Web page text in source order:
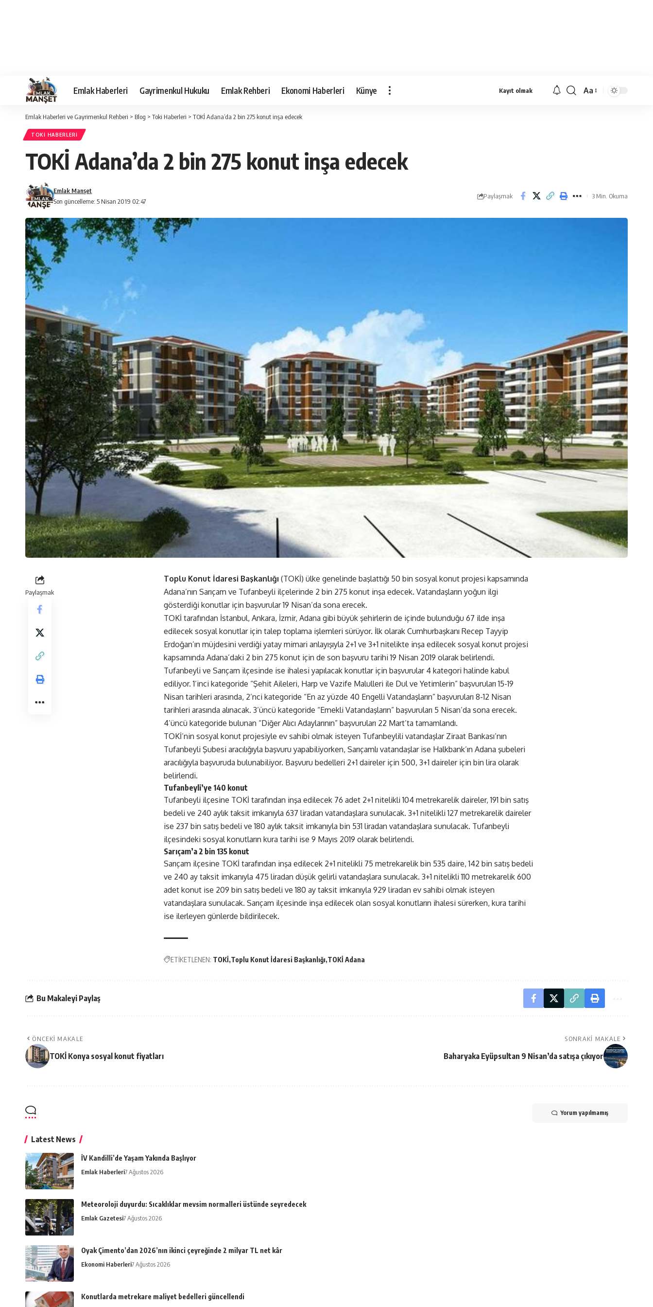
Emlak Haberleri Gayrimenkul Hukuku Emlak Rehberi Ekonomi Haberleri Künye Kayıt olmak
Yazı
Aa
Emlak Haberleri ve Gayrimenkul Rehberi > Blog > Toki Haberleri > TOKİ Adana’da 2 bin 275 konut inşa edecek
TOKI HABERLERI
TOKİ Adana’da 2 bin 275 konut inşa edecek
Son güncelleme: 5 Nisan 2019 02:47
Emlak Manşet
Paylaşmak 3 Min. Okuma
Paylaşmak
Toplu Konut İdaresi Başkanlığı (TOKİ) ülke genelinde başlattığı 50 bin sosyal konut projesi kapsamında
Adana’nın Sarıçam ve Tufanbeyli ilçelerinde 2 bin 275 konut inşa edecek. Vatandaşların yoğun ilgi
gösterdiği konutlar için başvurular 19 Nisan’da sona erecek.
TOKİ tarafından İstanbul, Ankara, İzmir, Adana gibi büyük şehirlerin de içinde bulunduğu 67 ilde inşa
edilecek sosyal konutlar için talep toplama işlemleri sürüyor. İlk olarak Cumhurbaşkanı Recep Tayyip
Erdoğan’ın müjdesini verdiği yatay mimari anlayışıyla 2+1 ve 3+1 nitelikte inşa edilecek sosyal konut projesi
kapsamında Adana’daki 2 bin 275 konut için de son başvuru tarihi 19 Nisan 2019 olarak belirlendi.
Tufanbeyli ve Sarıçam ilçesinde ise ihalesi yapılacak konutlar için başvurular 4 kategori halinde kabul
ediliyor. 1’inci kategoride “Şehit Aileleri, Harp ve Vazife Malulleri ile Dul ve Yetimlerin” başvuruları 15-19
Nisan tarihleri arasında, 2’nci kategoride “En az yüzde 40 Engelli Vatandaşların” başvuruları 8-12 Nisan
tarihleri arasında alınacak. 3’üncü kategoride “Emekli Vatandaşların” başvuruları 5 Nisan’da sona erecek.
4’üncü kategoride bulunan “Diğer Alıcı Adaylarının” başvuruları 22 Mart’ta tamamlandı.
TOKİ’nin sosyal konut projesiyle ev sahibi olmak isteyen Tufanbeylili vatandaşlar Ziraat Bankası’nın
Tufanbeyli Şubesi aracılığıyla başvuru yapabiliyorken, Sarıçamlı vatandaşlar ise Halkbank’ın Adana şubeleri
aracılığıyla başvuruda bulunabiliyor. Başvuru bedelleri 2+1 daireler için 500, 3+1 daireler için bin lira olarak
belirlendi.
Tufanbeyli’ye 140 konut
Tufanbeyli ilçesine TOKİ tarafından inşa edilecek 76 adet 2+1 nitelikli 104 metrekarelik daireler, 191 bin satış
bedeli ve 240 aylık taksit imkanıyla 637 liradan vatandaşlara sunulacak. 3+1 nitelikli 127 metrekarelik daireler
ise 237 bin satış bedeli ve 180 aylık taksit imkanıyla bin 531 liradan vatandaşlara sunulacak. Tufanbeyli
ilçesindeki sosyal konutların kura tarihi ise 9 Mayıs 2019 olarak belirlendi.
Sarıçam’a 2 bin 135 konut
Sarıçam ilçesine TOKİ tarafından inşa edilecek 2+1 nitelikli 75 metrekarelik bin 535 daire, 142 bin satış bedeli
ve 240 ay taksit imkanıyla 475 liradan düşük gelirli vatandaşlara sunulacak. 3+1 nitelikli 110 metrekarelik 600
adet konut ise 209 bin satış bedeli ve 180 ay taksit imkanıyla 929 liradan ev sahibi olmak isteyen
vatandaşlara sunulacak. Sarıçam ilçesinde inşa edilecek olan sosyal konutların ihalesi sürerken, kura tarihi
ise ilerleyen günlerde bildirilecek.
ETİKETLENEN: TOKİ Toplu Konut İdaresi Başkanlığı TOKİ Adana
Bu Makaleyi Paylaş
ÖNCEKI MAKALE
TOKİ Konya sosyal konut fiyatları
SONRAKI MAKALE
Baharyaka Eyüpsultan 9 Nisan’da satışa çıkıyor
Yorum yapılmamış
Latest News
İV Kandilli’de Yaşam Yakında Başlıyor
Emlak Haberleri7 Ağustos 2026
Meteoroloji duyurdu: Sıcaklıklar mevsim normalleri üstünde seyredecek
Emlak Gazetesi7 Ağustos 2026
Oyak Çimento’dan 2026’nın ikinci çeyreğinde 2 milyar TL net kâr
Ekonomi Haberleri7 Ağustos 2026
Konutlarda metrekare maliyet bedelleri güncellendi